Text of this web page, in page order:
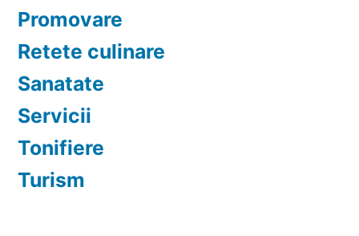
Promovare
Retete culinare
Sanatate
Servicii
Tonifiere
Turism